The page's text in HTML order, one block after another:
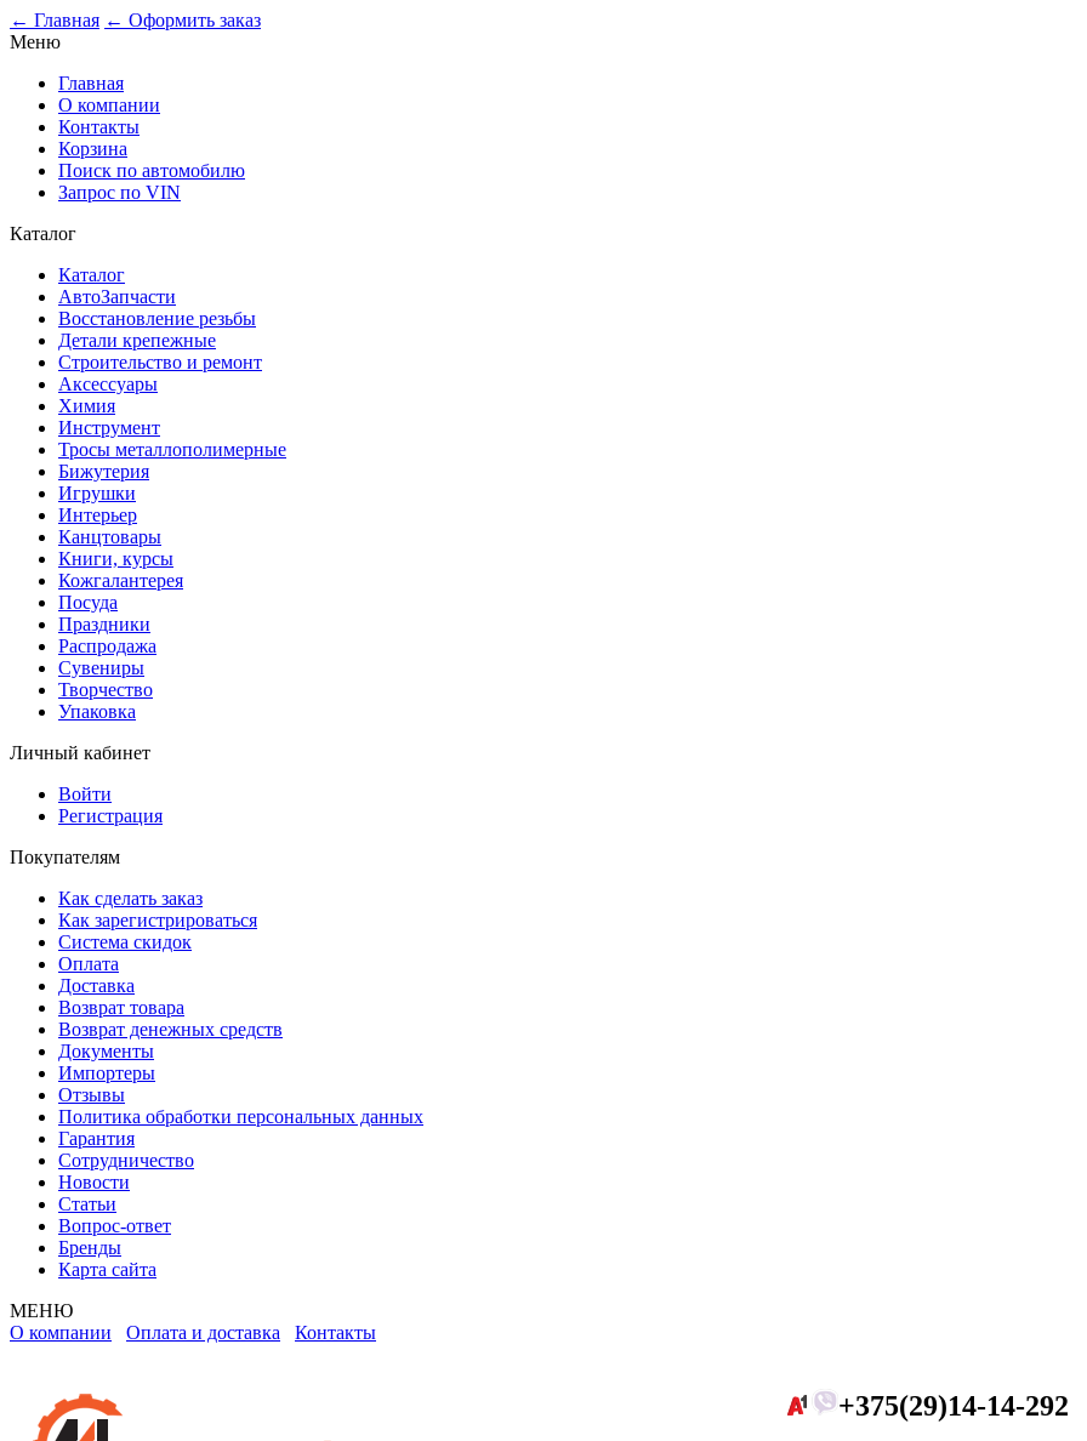
← Главная ← Оформить заказ
Меню
Главная
О компании
Контакты
Корзина
Поиск по автомобилю
Запрос по VIN
Каталог
Каталог
АвтоЗапчасти
Восстановление резьбы
Детали крепежные
Строительство и ремонт
Аксессуары
Химия
Инструмент
Тросы металлополимерные
Бижутерия
Игрушки
Интерьер
Канцтовары
Книги, курсы
Кожгалантерея
Посуда
Праздники
Распродажа
Сувениры
Творчество
Упаковка
Личный кабинет
Войти
Регистрация
Покупателям
Как сделать заказ
Как зарегистрироваться
Система скидок
Оплата
Доставка
Возврат товара
Возврат денежных средств
Документы
Импортеры
Отзывы
Политика обработки персональных данных
Гарантия
Сотрудничество
Новости
Статьи
Вопрос-ответ
Бренды
Карта сайта
МЕНЮ
О компании
Оплата и доставка Контакты
+375(29)14-14-292